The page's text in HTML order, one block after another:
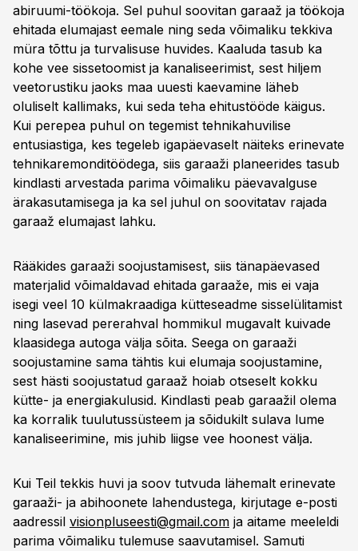
abiruumi-töökoja. Sel puhul soovitan garaaž ja töökoja
ehitada elumajast eemale ning seda võimaliku tekkiva
müra tõttu ja turvalisuse huvides. Kaaluda tasub ka
kohe vee sissetoomist ja kanaliseerimist, sest hiljem
veetorustiku jaoks maa uuesti kaevamine läheb
oluliselt kallimaks, kui seda teha ehitustööde käigus.
Kui perepea puhul on tegemist tehnikahuvilise
entusiastiga, kes tegeleb igapäevaselt näiteks erinevate
tehnikaremonditöödega, siis garaaži planeerides tasub
kindlasti arvestada parima võimaliku päevavalguse
ärakasutamisega ja ka sel juhul on soovitatav rajada
garaaž elumajast lahku.
Rääkides garaaži soojustamisest, siis tänapäevased
materjalid võimaldavad ehitada garaaže, mis ei vaja
isegi veel 10 külmakraadiga kütteseadme sisselülitamist
ning lasevad pererahval hommikul mugavalt kuivade
klaasidega autoga välja sõita. Seega on garaaži
soojustamine sama tähtis kui elumaja soojustamine,
sest hästi soojustatud garaaž hoiab otseselt kokku
kütte- ja energiakulusid. Kindlasti peab garaažil olema
ka korralik tuulutussüsteem ja sõidukilt sulava lume
kanaliseerimine, mis juhib liigse vee hoonest välja.
Kui Teil tekkis huvi ja soov tutvuda lähemalt erinevate
garaaži- ja abihoonete lahendustega, kirjutage e-posti
aadressil visionpluseesti@gmail.com ja aitame meeleldi
parima võimaliku tulemuse saavutamisel. Samuti